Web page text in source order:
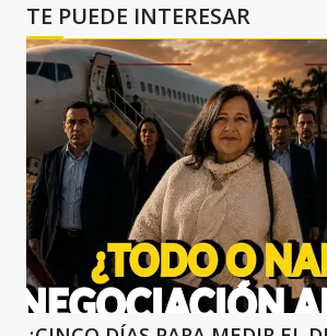
TE PUEDE INTERESAR